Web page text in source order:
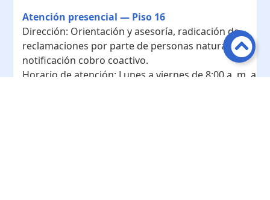
Atención presencial — Piso 16
Dirección: Orientación y asesoría, radicación de
reclamaciones por parte de personas naturales y
notificación cobro coactivo.
Horario de atención: Lunes a viernes de 8:00 a. m. a